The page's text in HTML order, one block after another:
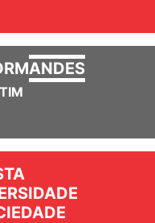
ANDES